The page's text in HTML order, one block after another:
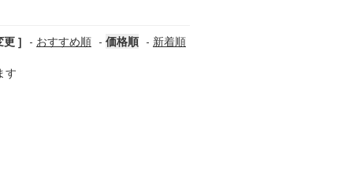
更 ] - おすすめ順 - 価格順 - 新着順
す